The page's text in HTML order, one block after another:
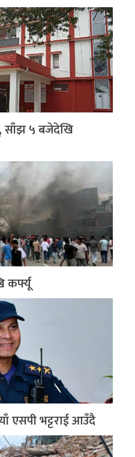
साँझ ५ बजेदेखि
कर्फ्यू
एसपी भट्टराई आउँदै